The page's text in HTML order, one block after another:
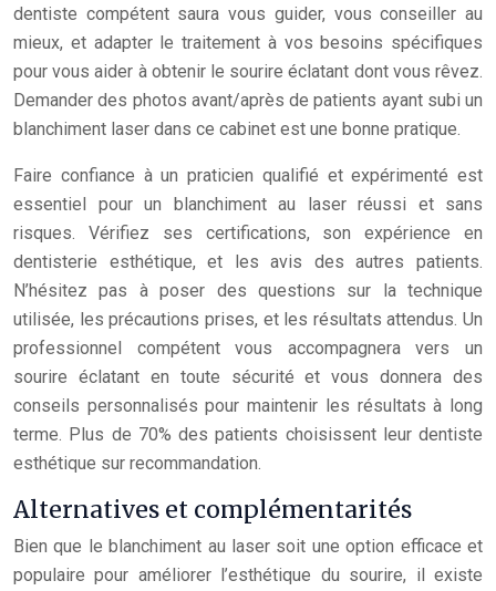
dentiste compétent saura vous guider, vous conseiller au
mieux, et adapter le traitement à vos besoins spécifiques
pour vous aider à obtenir le sourire éclatant dont vous rêvez.
Demander des photos avant/après de patients ayant subi un
blanchiment laser dans ce cabinet est une bonne pratique.
Faire confiance à un praticien qualifié et expérimenté est
essentiel pour un blanchiment au laser réussi et sans
risques. Vérifiez ses certifications, son expérience en
dentisterie esthétique, et les avis des autres patients.
N’hésitez pas à poser des questions sur la technique
utilisée, les précautions prises, et les résultats attendus. Un
professionnel compétent vous accompagnera vers un
sourire éclatant en toute sécurité et vous donnera des
conseils personnalisés pour maintenir les résultats à long
terme. Plus de 70% des patients choisissent leur dentiste
esthétique sur recommandation.
Alternatives et complémentarités
Bien que le blanchiment au laser soit une option efficace et
populaire pour améliorer l’esthétique du sourire, il existe